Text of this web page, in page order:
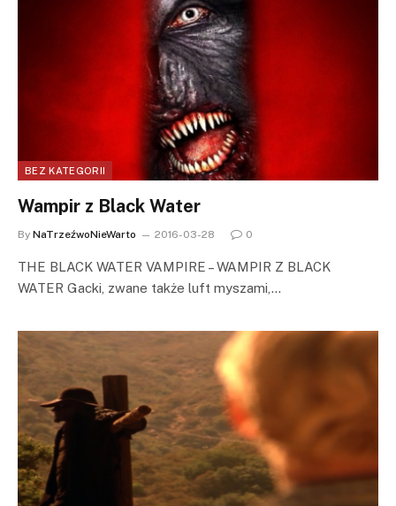
BEZ KATEGORII
Wampir z Black Water
By NaTrzeźwoNieWarto 2016-03-28 0
THE BLACK WATER VAMPIRE – WAMPIR Z BLACK
WATER Gacki, zwane także luft myszami,…